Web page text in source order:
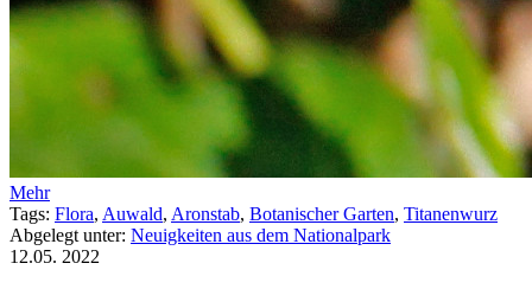
Mehr
Tags: Flora, Auwald, Aronstab, Botanischer Garten, Titanenwurz
Abgelegt unter: Neuigkeiten aus dem Nationalpark
12.05. 2022